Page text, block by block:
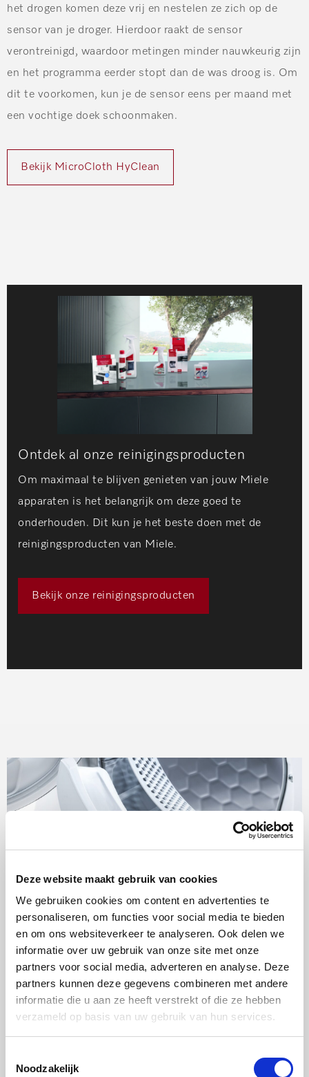
Deze website maakt gebruik van cookies
We gebruiken cookies om content en advertenties te
personaliseren, om functies voor social media te bieden
en om ons websiteverkeer te analyseren. Ook delen we
informatie over uw gebruik van onze site met onze
partners voor social media, adverteren en analyse. Deze
partners kunnen deze gegevens combineren met andere
informatie die u aan ze heeft verstrekt of die ze hebben
verzameld op basis van uw gebruik van hun services.
Noodzakelijk
het drogen komen deze vrij en nestelen ze zich op de
sensor van je droger. Hierdoor raakt de sensor
verontreinigd, waardoor metingen minder nauwkeurig zijn
en het programma eerder stopt dan de was droog is. Om
dit te voorkomen, kun je de sensor eens per maand met
een vochtige doek schoonmaken.
Bekijk MicroCloth HyClean
Ontdek al onze reinigingsproducten
Om maximaal te blijven genieten van jouw Miele
apparaten is het belangrijk om deze goed te
onderhouden. Dit kun je het beste doen met de
reinigingsproducten van Miele.
Bekijk onze reinigingsproducten
Schoon filter en condensor
De condensor van je wasdroger onttrekt vocht uit de
warme vochtige lucht. Wanneer de condensor vies is, kan
het vocht niet uit de warme lucht worden gehaald. Dit
filter kan stromen. Door zowel de condensor als het filter